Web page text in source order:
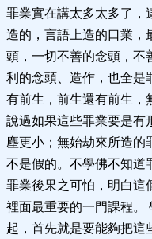
罪業實在講太多太多了，
造的，言語上造的口業，
頭，一切不善的念頭，不
利的念頭、造作，也全是
有前生，前生還有前生，
說過如果這些罪業要是有
塵更小；無始劫來所造的
不是假的。不學佛不知道
罪業後果之可怕，明白這
裡面最重要的一門課程。
起，首先就是要能夠把這